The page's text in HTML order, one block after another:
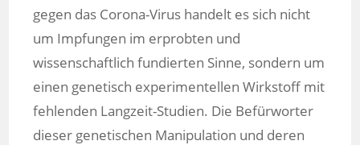
gegen das Corona-Virus handelt es sich nicht
um Impfungen im erprobten und
wissenschaftlich fundierten Sinne, sondern um
einen genetisch experimentellen Wirkstoff mit
fehlenden Langzeit-Studien. Die Befürworter
dieser genetischen Manipulation und deren